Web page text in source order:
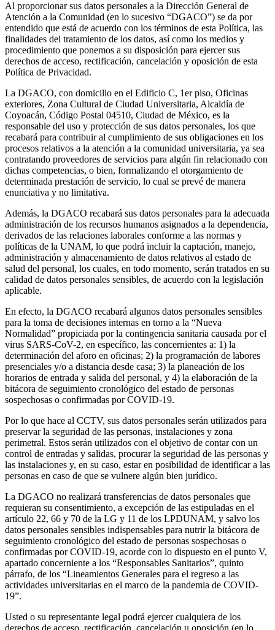
Al proporcionar sus datos personales a la Dirección General de
Atención a la Comunidad (en lo sucesivo “DGACO”) se da por
entendido que está de acuerdo con los términos de esta Política, las
finalidades del tratamiento de los datos, así como los medios y
procedimiento que ponemos a su disposición para ejercer sus
derechos de acceso, rectificación, cancelación y oposición de esta
Política de Privacidad.
La DGACO, con domicilio en el Edificio C, 1er piso, Oficinas
exteriores, Zona Cultural de Ciudad Universitaria, Alcaldía de
Coyoacán, Código Postal 04510, Ciudad de México, es la
responsable del uso y protección de sus datos personales, los que
recabará para contribuir al cumplimiento de sus obligaciones en los
procesos relativos a la atención a la comunidad universitaria, ya sea
contratando proveedores de servicios para algún fin relacionado con
dichas competencias, o bien, formalizando el otorgamiento de
determinada prestación de servicio, lo cual se prevé de manera
enunciativa y no limitativa.
Además, la DGACO recabará sus datos personales para la adecuada
administración de los recursos humanos asignados a la dependencia,
derivados de las relaciones laborales conforme a las normas y
políticas de la UNAM, lo que podrá incluir la captación, manejo,
administración y almacenamiento de datos relativos al estado de
salud del personal, los cuales, en todo momento, serán tratados en su
calidad de datos personales sensibles, de acuerdo con la legislación
aplicable.
En efecto, la DGACO recabará algunos datos personales sensibles
para la toma de decisiones internas en torno a la “Nueva
Normalidad” propiciada por la contingencia sanitaria causada por el
virus SARS-CoV-2, en específico, las concernientes a: 1) la
determinación del aforo en oficinas; 2) la programación de labores
presenciales y/o a distancia desde casa; 3) la planeación de los
horarios de entrada y salida del personal, y 4) la elaboración de la
bitácora de seguimiento cronológico del estado de personas
sospechosas o confirmadas por COVID-19.
Por lo que hace al CCTV, sus datos personales serán utilizados para
preservar la seguridad de las personas, instalaciones y zona
perimetral. Estos serán utilizados con el objetivo de contar con un
control de entradas y salidas, procurar la seguridad de las personas y
las instalaciones y, en su caso, estar en posibilidad de identificar a las
personas en caso de que se vulnere algún bien jurídico.
La DGACO no realizará transferencias de datos personales que
requieran su consentimiento, a excepción de las estipuladas en el
artículo 22, 66 y 70 de la LG y 11 de los LPDUNAM, y salvo los
datos personales sensibles indispensables para nutrir la bitácora de
seguimiento cronológico del estado de personas sospechosas o
confirmadas por COVID-19, acorde con lo dispuesto en el punto V,
apartado concerniente a los “Responsables Sanitarios”, quinto
párrafo, de los “Lineamientos Generales para el regreso a las
actividades universitarias en el marco de la pandemia de COVID-
19”.
Usted o su representante legal podrá ejercer cualquiera de los